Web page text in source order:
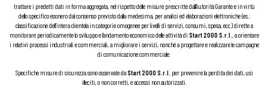
trattare i predetti dati in forma aggregata, nel rispetto delle misure prescritte dall’Autorità Garante e in virtù
dello specifico esonero dal consenso previsto dalla medesima, per analisi ed elaborazioni elettroniche (es.:
classificazione dell’intera clientela in categorie omogenee per livelli di servizi, consumi, spesa, ecc.) dirette a
monitorare periodicamente lo sviluppo e l’andamento economico delle attività di Start 2000 S.r.l. , a orientare
i relativi processi industriali e commerciali, a migliorare i servizi, nonché a progettare e realizzare le campagne
di comunicazione commerciale.
Specifiche misure di sicurezza sono osservate daStart 2000 S.r.l. per prevenire la perdita dei dati, usi
illeciti, o non corretti, e accessi non autorizzati.